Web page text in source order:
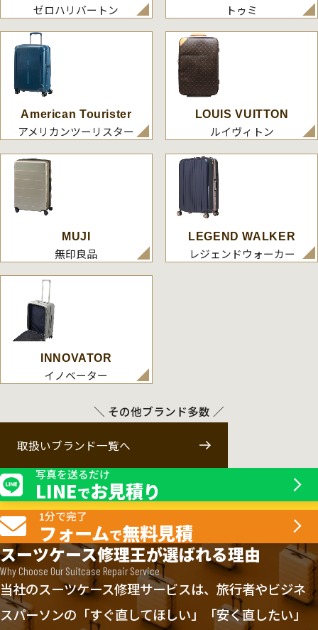
ゼロハリバートン トゥミ
American Tourister
アメリカンツーリスター
LOUIS VUITTON
ルイヴィトン
MUJI
無印良品
LEGEND WALKER
レジェンドウォーカー
INNOVATOR
イノベーター
＼ その他ブランド多数 ／
取扱いブランド一覧へ
写真を送るだけ
LINEでお見積り
1分で完了
フォームで無料見積
スーツケース修理王が選ばれる理由
Why Choose Our Suitcase Repair Service
当社のスーツケース修理サービスは、旅行者やビジネ
スパーソンの「すぐ直してほしい」「安く直したい」